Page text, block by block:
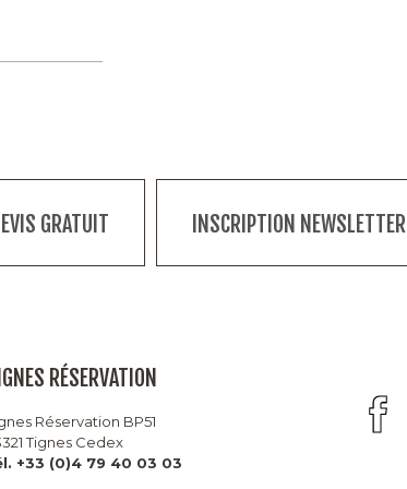
GRATUIT INSCRIPTION NEWSLETTER
RÉSERVATION
Réservation BP51
Tignes Cedex
+33 (0)4 79 40 03 03